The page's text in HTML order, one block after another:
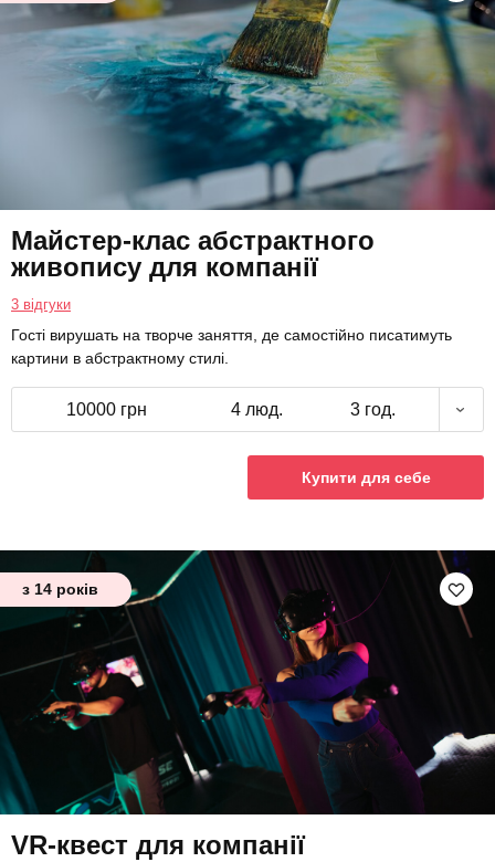
Майстер-клас абстрактного
живопису для компанії
3 відгуки
Гості вирушать на творче заняття, де самостійно писатимуть
картини в абстрактному стилі.
10000 грн 4 люд. 3 год.
Купити для себе
з 14 років
VR-квест для компанії